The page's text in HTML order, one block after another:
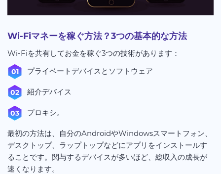
Wi-Fiマネーを稼ぐ方法？3つの基本的な方法
Wi-Fiを共有してお金を稼ぐ3つの技術があります：
プライベートデバイスとソフトウェア
紹介デバイス
プロキシ。
最初の方法は、自分のAndroidやWindowsスマートフォン、
デスクトップ、ラップトップなどにアプリをインストールす
ることです。関与するデバイスが多いほど、総収入の成長が
速くなります。